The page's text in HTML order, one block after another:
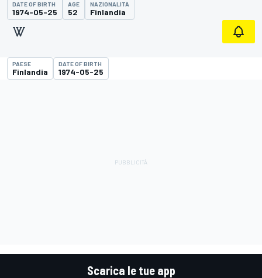
DATE OF BIRTH
1974-05-25
AGE
52
NAZIONALITÀ
Finlandia
PAESE
Finlandia
DATE OF BIRTH
1974-05-25
Scarica le tue app